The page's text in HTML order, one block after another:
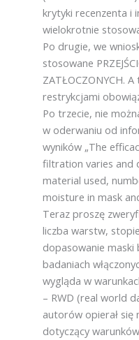
krytyki recenzenta i
wielokrotnie
Po drugie, we
stosowane
ZATŁOCZONYCH.
restrykcjami
Po trzecie, nie
w oderwaniu od
wyników „The
filtration varies and
material used,
moisture in mask
Teraz proszę
liczba warstw,
dopasowanie maski
badaniach
wygląda w
– RWD (real world
autorów opierał się
dotyczący